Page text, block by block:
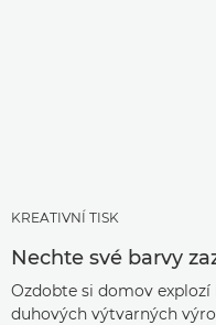
KREATIVNÍ TISK
Nechte své barvy
Ozdobte si domov
duhových výtvarných